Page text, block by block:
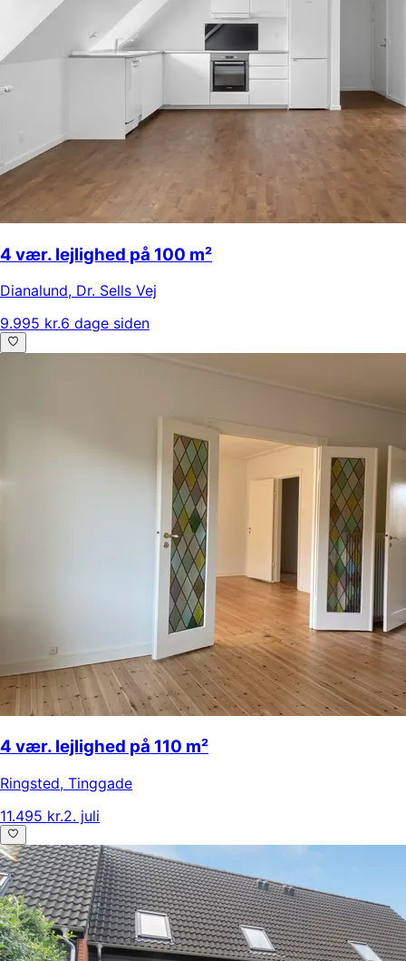
4 vær. lejlighed på 100 m²
Dianalund, Dr. Sells Vej
9.995 kr.6 dage siden
4 vær. lejlighed på 110 m²
Ringsted, Tinggade
11.495 kr.2. juli